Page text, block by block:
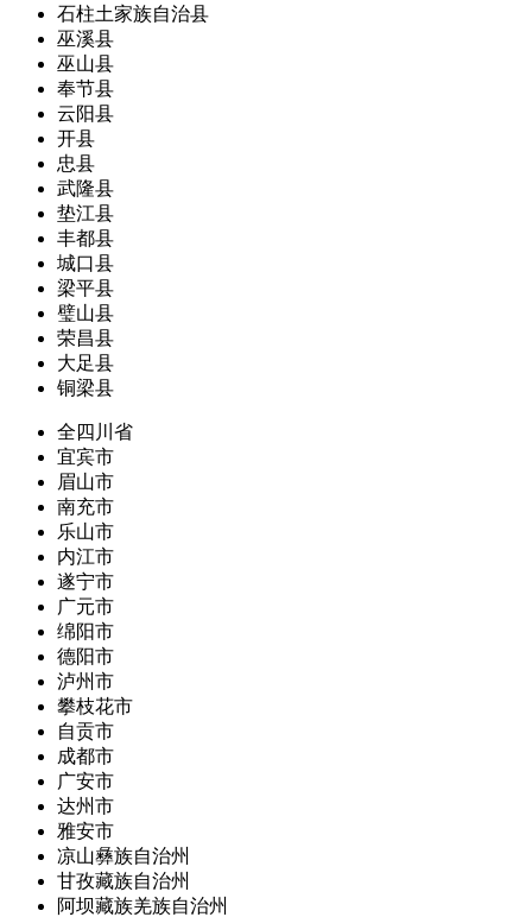
石柱土家族自治县
巫溪县
巫山县
奉节县
云阳县
开县
忠县
武隆县
垫江县
丰都县
城口县
梁平县
璧山县
荣昌县
大足县
铜梁县
全四川省
宜宾市
眉山市
南充市
乐山市
内江市
遂宁市
广元市
绵阳市
德阳市
泸州市
攀枝花市
自贡市
成都市
广安市
达州市
雅安市
凉山彝族自治州
甘孜藏族自治州
阿坝藏族羌族自治州